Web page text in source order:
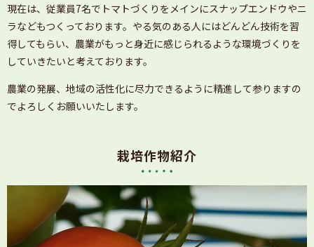
現在は、従業員7名でトマトづくりをメインにスナップエンドウやニ
ラなどもつくっております。やる気のある人にはどんどん技術を習
得してもらい、農業がもっと身近に感じられるような環境づくりを
していきたいと考えております。
農業の発展、地域の活性化に尽力できるように精進して参りますの
でよろしくお願いいたします。
栽培作物紹介